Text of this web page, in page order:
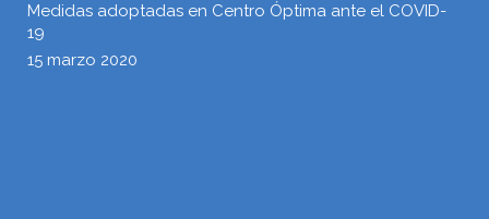
Medidas adoptadas en Centro Óptima ante el COVID-
19
15 marzo 2020